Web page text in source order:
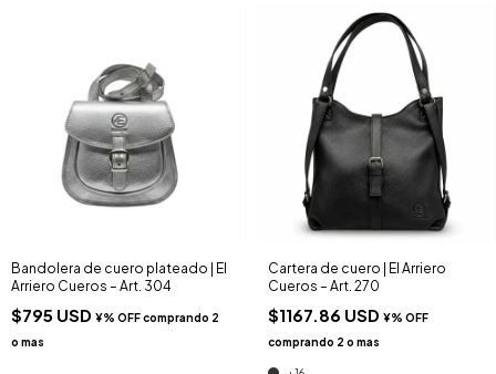
Bandolera de cuero plateado | El
Arriero Cueros – Art. 304
$795 USD
Cartera de cuero | El Arriero
Cueros – Art. 270
$1167.86 USD